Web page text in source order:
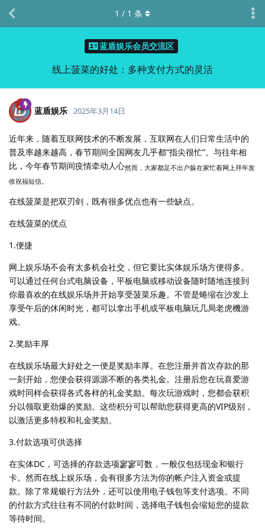
蓝盾娱乐会员交流区
线上菠菜的好处：多种支付方式的灵活
1 / 1 条
蓝盾娱乐 2025年3月14日
近年来，随着互联网技术的不断发展，互联网在人们日常生活中的
普及率越来越高，春节期间全国网友几乎都“指尖很忙”。与往年相
比，今年春节期间疫情牵动人心然而，大家都足不出户躲在家忙着网上拜年发
收祝福短信。
在线菠菜是把双刃剑，既有很多优点也有一些缺点。
在线菠菜的优点
1.便捷
网上娱乐场不会有太多机会社交，但它要比实体娱乐场方便得多。
可以通过任何台式电脑设备，平板电脑或移动设备随时随地连接到
你最喜欢的在线娱乐场并开始享受菠菜乐趣。不管是蜷缩在沙发上
享受午后的休闲时光，都可以拿出手机或平板电脑玩几局老虎機游
戏。
2.奖励丰厚
在线娱乐场最大好处之一便是奖励丰厚。在您注册并首次存款的那
一刻开始，您便会获得源源不断的各类礼金。注册后您在玩喜爱游
戏时同样会获得各式各样的礼金奖励。每次玩游戏时，您都会获积
分以领取更劲爆的奖励。这些积分可以帮助您获得更高的VIP级别，
以激活更多特权和礼金奖励。
3.付款选项可供选择
在实体DC，可选择的存款选项寥寥可数，一般仅包括现金和银行
卡。然而在线上娱乐场，会有很多方法为你的帐户注入资金或提
款。除了常规银行方法外，还可以使用电子钱包等支付选项。不同
的付款方式往往有不同的付款时间，选择电子钱包会缩短您的提款
等待时间。